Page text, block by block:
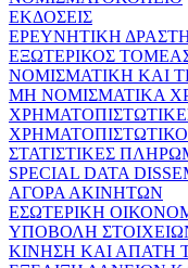
ΕΚΔΟΣΕΙΣ
ΕΡΕΥΝΗΤΙΚΗ
ΕΞΩΤΕΡΙΚΟΣ
ΝΟΜΙΣΜΑΤΙΚΗ ΚΑΙ
ΜΗ ΝΟΜΙΣΜΑΤΙΚΑ
ΣΤΑΤΙΣΤΙΚΕΣ
SPECIAL DATA
ΑΓΟΡΑ ΑΚΙΝΗΤΩΝ
ΕΣΩΤΕΡΙΚΗ
ΥΠΟΒΟΛΗ
ΚΙΝΗΣΗ ΚΑΙ